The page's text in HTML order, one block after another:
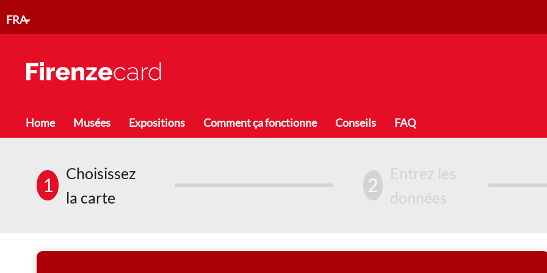
FRA
Toggle menu
Home Musées Expositions Comment ça fonctionne Conseils FAQ
1
Choisissez
la carte
2
Entrez les
données